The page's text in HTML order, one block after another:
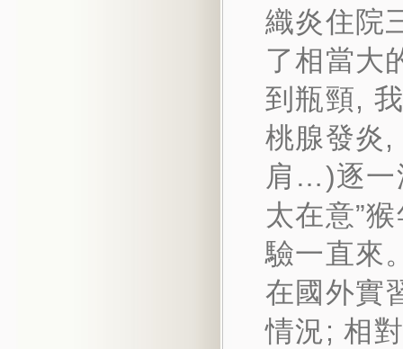
織炎住院
了相當大
到瓶頸,
桃腺發炎
肩…)逐一
太在意”
驗一直來
在國外實
情況; 相